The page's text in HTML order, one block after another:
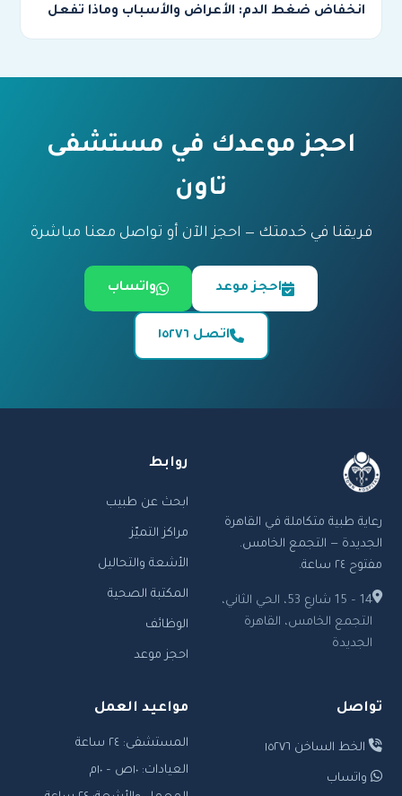
انخفاض ضغط الدم: الأعراض والأسباب وماذا تفعل
احجز موعدك في مستشفى
تاون
فريقنا في خدمتك — احجز الآن أو تواصل معنا مباشرة
احجز موعد واتساب
اتصل ١٥٢٧٦
رعاية طبية متكاملة في القاهرة
الجديدة — التجمع الخامس.
مفتوح ٢٤ ساعة.
14 – 15 شارع 53، الحي الثاني،
التجمع الخامس، القاهرة
الجديدة
روابط
ابحث عن طبيب
مراكز التميّز
الأشعة والتحاليل
المكتبة الصحية
الوظائف
احجز موعد
تواصل
الخط الساخن ١٥٢٧٦
واتساب
مواعيد العمل
المستشفى: ٢٤ ساعة
العيادات: ١٠ص – ١٠م